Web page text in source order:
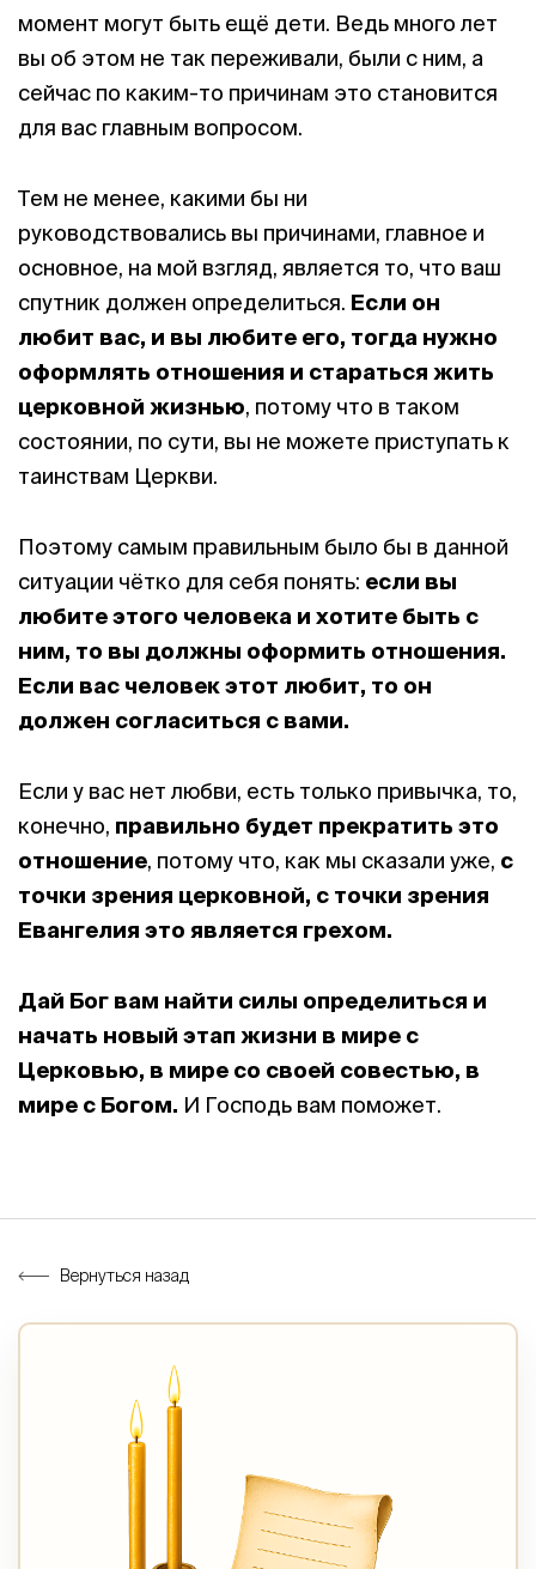
момент могут быть ещё дети. Ведь много лет
вы об этом не так переживали, были с ним, а
сейчас по каким-то причинам это становится
для вас главным вопросом.
Тем не менее, какими бы ни
руководствовались вы причинами, главное и
основное, на мой взгляд, является то, что ваш
спутник должен определиться. Если он
любит вас, и вы любите его, тогда нужно
оформлять отношения и стараться жить
церковной жизнью, потому что в таком
состоянии, по сути, вы не можете приступать к
таинствам Церкви.
Поэтому самым правильным было бы в данной
ситуации чётко для себя понять: если вы
любите этого человека и хотите быть с
ним, то вы должны оформить отношения.
Если вас человек этот любит, то он
должен согласиться с вами.
Если у вас нет любви, есть только привычка, то,
конечно, правильно будет прекратить это
отношение, потому что, как мы сказали уже, с
точки зрения церковной, с точки зрения
Евангелия это является грехом.
Дай Бог вам найти силы определиться и
начать новый этап жизни в мире с
Церковью, в мире со своей совестью, в
мире с Богом. И Господь вам поможет.
Вернуться назад